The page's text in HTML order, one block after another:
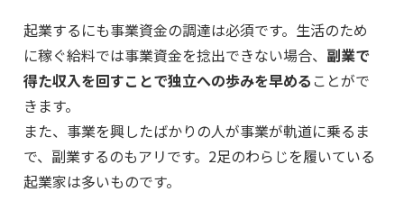
起業するにも事業資金の調達は必須です。生活のため
に稼ぐ給料では事業資金を捻出できない場合、 副業で
得た収入を回すことで独立への歩みを早める ことがで
きます。
また、事業を興したばかりの人が事業が軌道に乗るま
で、副業するのもアリです。2足のわらじを履いている
起業家は多いものです。